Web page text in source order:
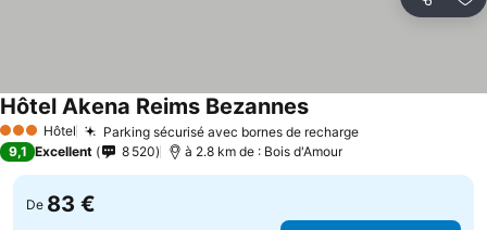
Partager
3 ÉtoilesHôtel Parking sécurisé avec bornes de recharge
Hôtel Akena Reims Bezannes
9,1 Excellent 8 520 à 2.8 km de : Bois d'Amour
De 83 €